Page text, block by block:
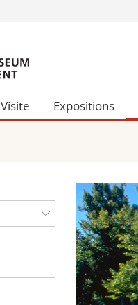
Sciences
Lettres et
Visite Expositions